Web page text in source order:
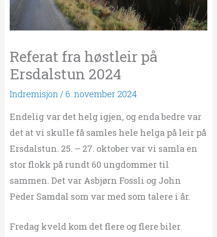
Referat fra høstleir på
Ersdalstun 2024
Indremisjon/6. november 2024
Endelig var det helg igjen, og enda bedre var
det at vi skulle få samles hele helga på leir på
Ersdalstun. 25. – 27. oktober var vi samla en
stor flokk på rundt 60 ungdommer til
sammen. Det var Asbjørn Fossli og John
Peder Samdal som var med som talere i år.
Fredag kveld kom det flere og flere biler